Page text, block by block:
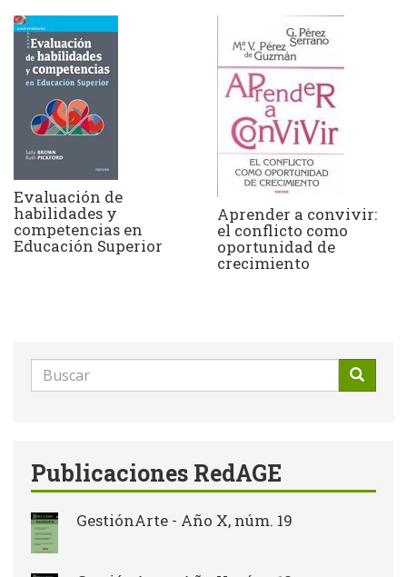
Evaluación de
habilidades y
competencias en
Educación Superior
Aprender a convivir:
el conflicto como
oportunidad de
crecimiento
Formulario
de
Publicaciones RedAGE
GestiónArte - Año X, núm. 19